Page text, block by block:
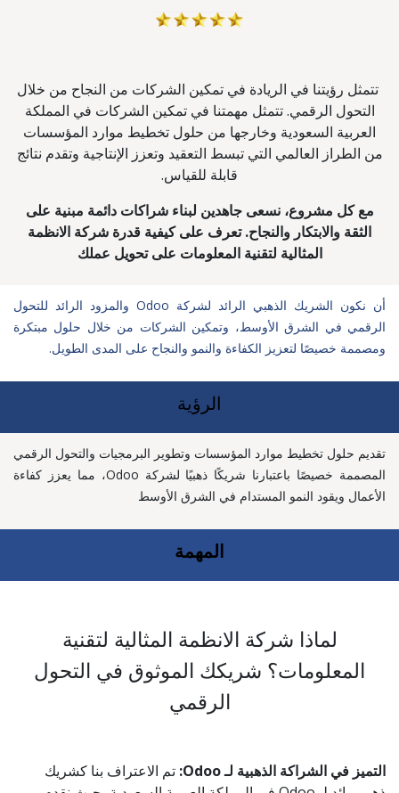
تتمثل رؤيتنا في الريادة في تمكين الشركات من النجاح من خلال
التحول الرقمي. تتمثل مهمتنا في تمكين الشركات في المملكة
العربية السعودية وخارجها من حلول تخطيط موارد المؤسسات
من الطراز العالمي التي تبسط التعقيد وتعزز الإنتاجية وتقدم نتائج
قابلة للقياس.
مع كل مشروع، نسعى جاهدين لبناء شراكات دائمة مبنية على
الثقة والابتكار والنجاح. تعرف على كيفية قدرة شركة الانظمة
المثالية لتقنية المعلومات على تحويل عملك
أن نكون الشريك الذهبي الرائد لشركة Odoo والمزود الرائد للتحول
الرقمي في الشرق الأوسط، وتمكين الشركات من خلال حلول مبتكرة
ومصممة خصيصًا لتعزيز الكفاءة والنمو والنجاح على المدى الطويل.
الرؤية
تقديم حلول تخطيط موارد المؤسسات وتطوير البرمجيات والتحول الرقمي
المصممة خصيصًا باعتبارنا شريكًا ذهبيًا لشركة Odoo، مما يعزز كفاءة
الأعمال ويقود النمو المستدام في الشرق الأوسط
المهمة
لماذا شركة الانظمة المثالية لتقنية
المعلومات؟ شريكك الموثوق في التحول
الرقمي
التميز في الشراكة الذهبية لـ Odoo:
تم الاعتراف بنا كشريك